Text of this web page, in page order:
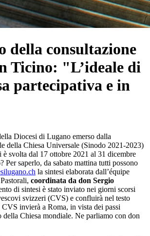
della consultazione
Ticino: "L’ideale di
partecipativa e in
Diocesi di Lugano emerso dalla
della Chiesa Universale (Sinodo 2021-2023)
svolta dal 17 ottobre 2021 al 31 dicembre
Per saperlo, da sabato mattina tutti possono
la sintesi elaborata dall’équipe
coordinata da don Sergio
di sintesi è stato inviato nei giorni scorsi
svizzeri (CVS) e confluirà nel testo
invierà a Roma, in vista dei passi
della Chiesa mondiale. Ne parliamo con don